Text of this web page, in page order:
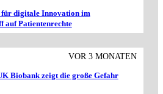
für digitale Innovation im
auf Patientenrechte
VOR 3 MONATEN
Biobank zeigt die große Gefahr